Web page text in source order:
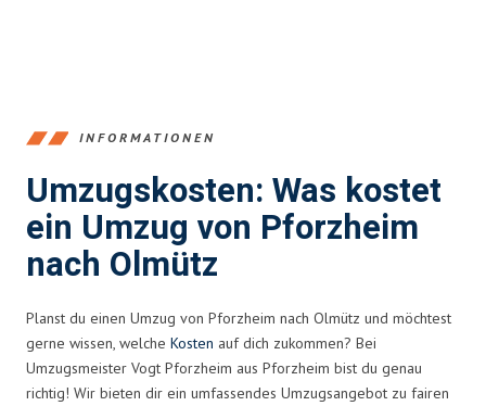
INFORMATIONEN
Umzugskosten: Was kostet
ein Umzug von Pforzheim
nach Olmütz
Planst du einen Umzug von Pforzheim nach Olmütz und möchtest
gerne wissen, welche Kosten auf dich zukommen? Bei
Umzugsmeister Vogt Pforzheim aus Pforzheim bist du genau
richtig! Wir bieten dir ein umfassendes Umzugsangebot zu fairen